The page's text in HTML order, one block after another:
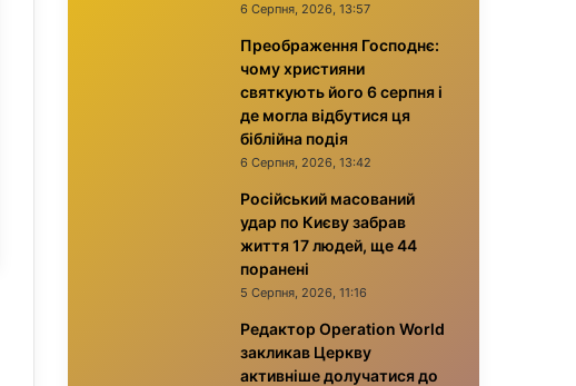
6 Серпня, 2026, 13:57
Преображення Господнє:
чому християни
святкують його 6 серпня і
де могла відбутися ця
біблійна подія
6 Серпня, 2026, 13:42
Російський масований
удар по Києву забрав
життя 17 людей, ще 44
поранені
5 Серпня, 2026, 11:16
Редактор Operation World
закликав Церкву
активніше долучатися до